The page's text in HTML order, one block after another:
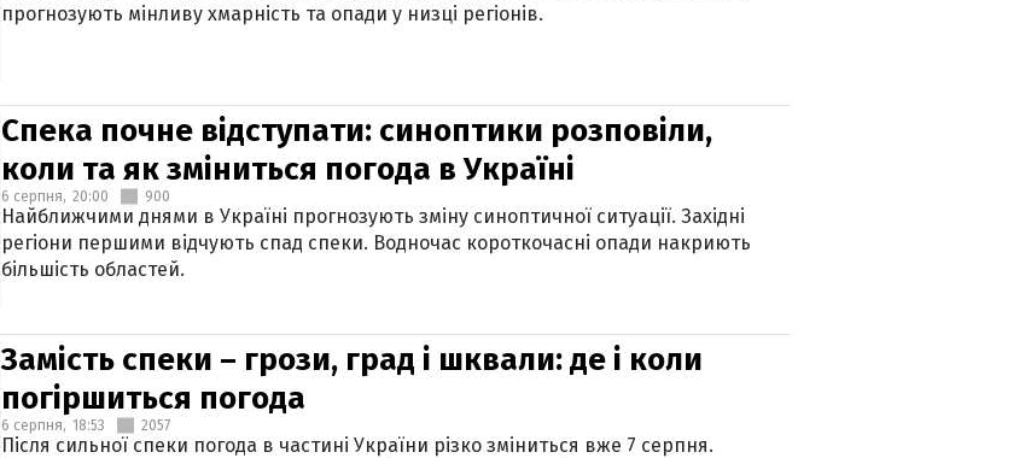
прогнозують мінливу хмарність та опади у низці регіонів.
Спека почне відступати: синоптики розповіли,
коли та як зміниться погода в Україні
6 серпня, 20:00 900
Найближчими днями в Україні прогнозують зміну синоптичної ситуації. Західні
регіони першими відчують спад спеки. Водночас короткочасні опади накриють
більшість областей.
Замість спеки – грози, град і шквали: де і коли
погіршиться погода
6 серпня, 18:53 2057
Після сильної спеки погода в частині України різко зміниться вже 7 серпня.